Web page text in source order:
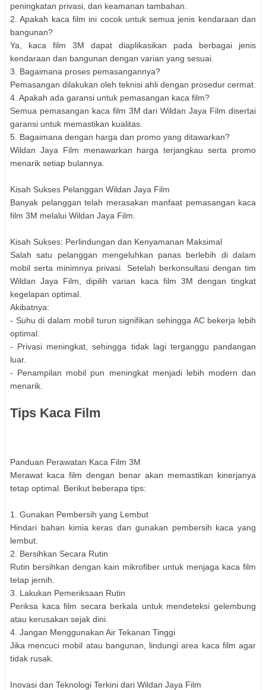
peningkatan privasi, dan keamanan tambahan.
2. Apakah kaca film ini cocok untuk semua jenis kendaraan dan
bangunan?
Ya, kaca film 3M dapat diaplikasikan pada berbagai jenis
kendaraan dan bangunan dengan varian yang sesuai.
3. Bagaimana proses pemasangannya?
Pemasangan dilakukan oleh teknisi ahli dengan prosedur cermat.
4. Apakah ada garansi untuk pemasangan kaca film?
Semua pemasangan kaca film 3M dari Wildan Jaya Film disertai
garansi untuk memastikan kualitas.
5. Bagaimana dengan harga dan promo yang ditawarkan?
Wildan Jaya Film menawarkan harga terjangkau serta promo
menarik setiap bulannya.
Kisah Sukses Pelanggan Wildan Jaya Film
Banyak pelanggan telah merasakan manfaat pemasangan kaca
film 3M melalui Wildan Jaya Film.
Kisah Sukses: Perlindungan dan Kenyamanan Maksimal
Salah satu pelanggan mengeluhkan panas berlebih di dalam
mobil serta minimnya privasi. Setelah berkonsultasi dengan tim
Wildan Jaya Film, dipilih varian kaca film 3M dengan tingkat
kegelapan optimal.
Akibatnya:
- Suhu di dalam mobil turun signifikan sehingga AC bekerja lebih
optimal.
- Privasi meningkat, sehingga tidak lagi terganggu pandangan
luar.
- Penampilan mobil pun meningkat menjadi lebih modern dan
menarik.
Tips Kaca Film
Panduan Perawatan Kaca Film 3M
Merawat kaca film dengan benar akan memastikan kinerjanya
tetap optimal. Berikut beberapa tips:
1. Gunakan Pembersih yang Lembut
Hindari bahan kimia keras dan gunakan pembersih kaca yang
lembut.
2. Bersihkan Secara Rutin
Rutin bersihkan dengan kain mikrofiber untuk menjaga kaca film
tetap jernih.
3. Lakukan Pemeriksaan Rutin
Periksa kaca film secara berkala untuk mendeteksi gelembung
atau kerusakan sejak dini.
4. Jangan Menggunakan Air Tekanan Tinggi
Jika mencuci mobil atau bangunan, lindungi area kaca film agar
tidak rusak.
Inovasi dan Teknologi Terkini dari Wildan Jaya Film